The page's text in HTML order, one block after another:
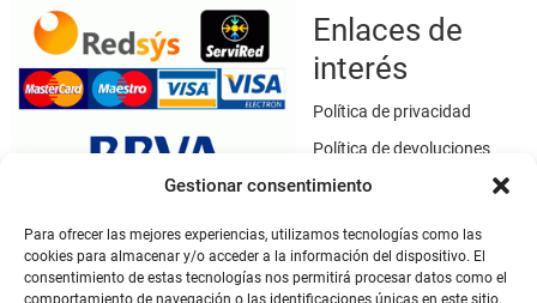
Gestionar consentimiento
Para ofrecer las mejores experiencias, utilizamos tecnologías como las
cookies para almacenar y/o acceder a la información del dispositivo. El
consentimiento de estas tecnologías nos permitirá procesar datos como el
comportamiento de navegación o las identificaciones únicas en este sitio.
Enlaces de
interés
Política de privacidad
Política de devoluciones
Política de cookies
Aviso legal
Este sitio web utiliza SSL / TLS como medio de seguridad para el